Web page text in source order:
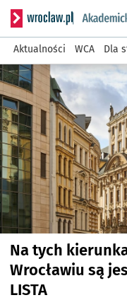
Serwis
Aktualności WCA Dla
Najnowsze
Na tych
Wrocławiu są
LISTA